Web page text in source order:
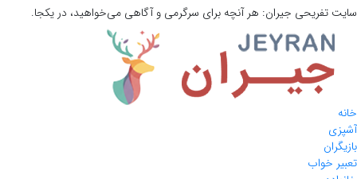
سایت تفریحی جیران: هر آنچه برای سرگرمی و آگاهی می‌خواهید، در یکجا.
خانه
آشپزی
بازیگران
تعبیر خواب